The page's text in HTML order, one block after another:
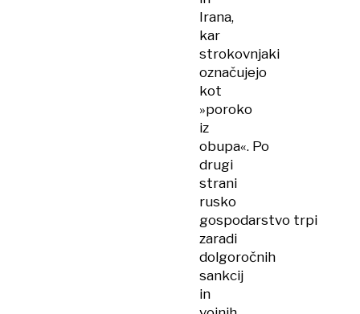
Irana,
kar
strokovnjaki
označujejo
kot
»poroko
iz
obupa«. Po
drugi
strani
rusko
gospodarstvo trpi
zaradi
dolgoročnih
sankcij
in